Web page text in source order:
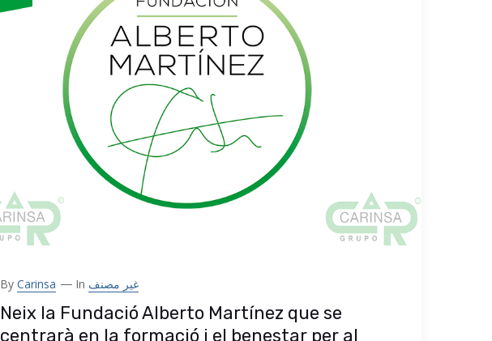
By Carinsa In غير مصنف
Neix la Fundació Alberto Martínez que se
centrarà en la formació i el benestar per al